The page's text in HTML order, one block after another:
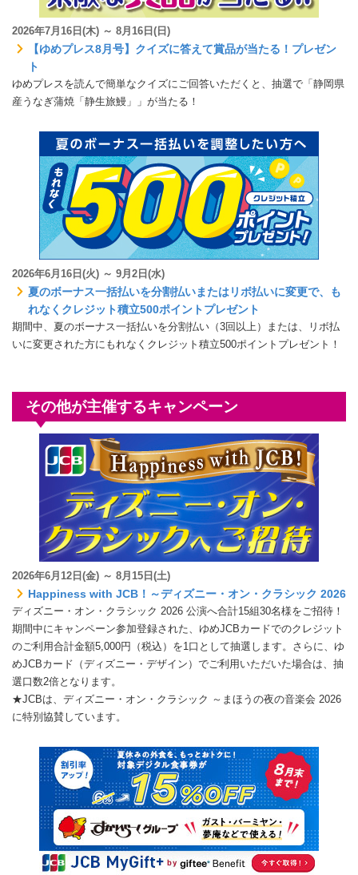
2026年7月16日(木) ～ 8月16日(日)
【ゆめプレス8月号】クイズに答えて賞品が当たる！プレゼン
ト
ゆめプレスを読んで簡単なクイズにご回答いただくと、抽選で「静岡県
産うなぎ蒲焼「静生旅鰻」」が当たる！
2026年6月16日(火) ～ 9月2日(水)
夏のボーナス一括払いを分割払いまたはリボ払いに変更で、も
れなくクレジット積立500ポイントプレゼント
期間中、夏のボーナス一括払いを分割払い（3回以上）または、リボ払
いに変更された方にもれなくクレジット積立500ポイントプレゼント！
その他が主催するキャンペーン
2026年6月12日(金) ～ 8月15日(土)
Happiness with JCB！～ディズニー・オン・クラシック 2026
ディズニー・オン・クラシック 2026 公演へ合計15組30名様をご招待！
期間中にキャンペーン参加登録された、ゆめJCBカードでのクレジット
のご利用合計金額5,000円（税込）を1口として抽選します。さらに、ゆ
めJCBカード（ディズニー・デザイン）でご利用いただいた場合は、抽
選口数2倍となります。
★JCBは、ディズニー・オン・クラシック ～まほうの夜の音楽会 2026
に特別協賛しています。